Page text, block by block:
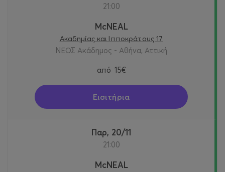
21:00
McNEAL
Ακαδημίας και Ιπποκράτους 17
ΝΕΟΣ Ακάδημος - Αθήνα, Αττική
από 15€
Εισιτήρια
Παρ, 20/11
21:00
McNEAL